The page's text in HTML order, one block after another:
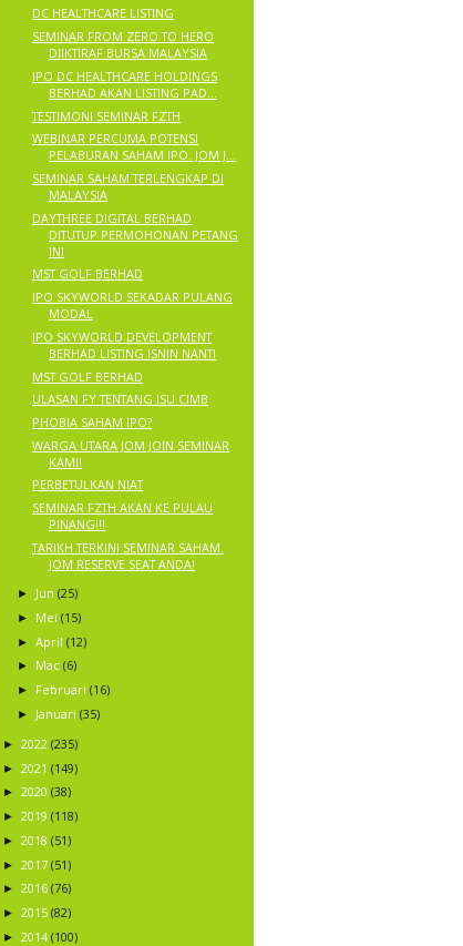
DC HEALTHCARE LISTING
SEMINAR FROM ZERO TO HERO
DIIKTIRAF BURSA MALAYSIA
IPO DC HEALTHCARE HOLDINGS
BERHAD AKAN LISTING PAD...
TESTIMONI SEMINAR FZTH
WEBINAR PERCUMA POTENSI
PELABURAN SAHAM IPO. JOM J...
SEMINAR SAHAM TERLENGKAP DI
MALAYSIA
DAYTHREE DIGITAL BERHAD
DITUTUP PERMOHONAN PETANG
INI
MST GOLF BERHAD
IPO SKYWORLD SEKADAR PULANG
MODAL
IPO SKYWORLD DEVELOPMENT
BERHAD LISTING ISNIN NANTI
MST GOLF BERHAD
ULASAN FY TENTANG ISU CIMB
PHOBIA SAHAM IPO?
WARGA UTARA JOM JOIN SEMINAR
KAMI!
PERBETULKAN NIAT
SEMINAR FZTH AKAN KE PULAU
PINANG!!!
TARIKH TERKINI SEMINAR SAHAM.
JOM RESERVE SEAT ANDA!
► Jun (25)
► Mei (15)
► April (12)
► Mac (6)
► Februari (16)
► Januari (35)
► 2022 (235)
► 2021 (149)
► 2020 (38)
► 2019 (118)
► 2018 (51)
► 2017 (51)
► 2016 (76)
► 2015 (82)
► 2014 (100)